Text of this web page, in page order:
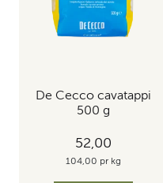
De Cecco cavatappi
500 g
52,00
104,00 pr kg